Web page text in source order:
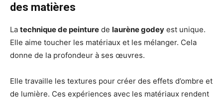
des matières
La technique de peinture de laurène godey est unique.
Elle aime toucher les matériaux et les mélanger. Cela
donne de la profondeur à ses œuvres.
Elle travaille les textures pour créer des effets d’ombre et
de lumière. Ces expériences avec les matériaux rendent